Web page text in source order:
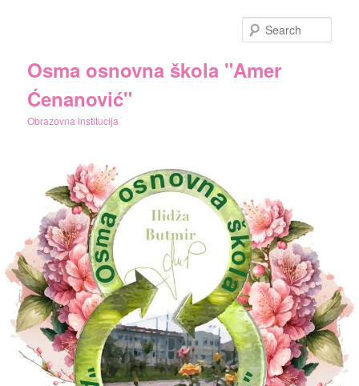
Osma osnovna škola "Amer
Ćenanović"
Obrazovna institucija